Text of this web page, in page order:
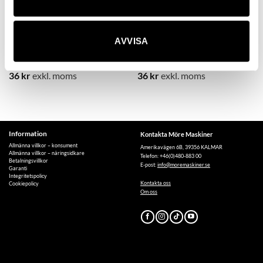
AVVISA
36 krexkl. moms
42)
36 krexkl. moms
Information
Allmänna villkor – konsument
Allmänna villkor – näringsidkare
Betalningsvillkor
Garanti
Integritetspolicy
Cookiepolicy
Kontakta Möre Maskiner
Amerikavägen 6B, 39356 KALMAR
Telefon: +46(0)480-883 00
E-post:info@moremaskiner.se
Kontakta oss
Om oss